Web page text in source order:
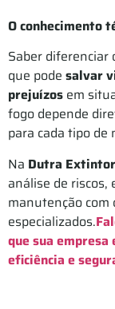
O conhecimento
Saber diferenciar
que pode salvar
prejuízos em
fogo depende
para cada tipo de
Na Dutra
análise de riscos,
manutenção
especializados.
que sua
eficiência e